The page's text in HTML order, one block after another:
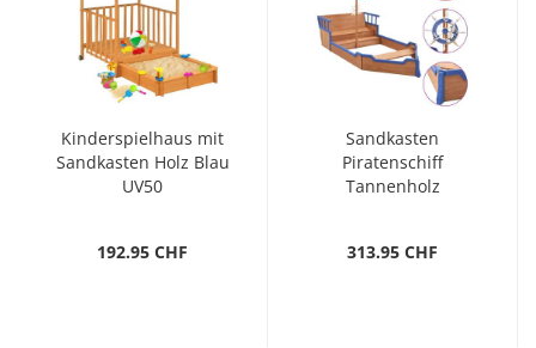
Kinderspielhaus mit
Sandkasten Holz Blau
UV50
192.95 CHF
Sandkasten
Piratenschiff
Tannenholz
313.95 CHF